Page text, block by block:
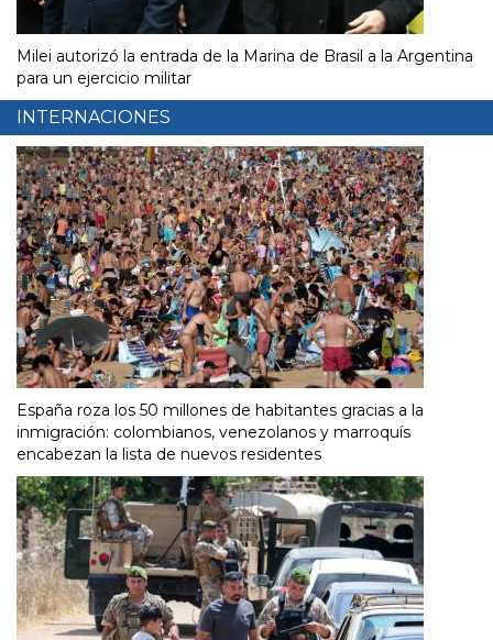
Milei autorizó la entrada de la Marina de Brasil a la Argentina
para un ejercicio militar
INTERNACIONES
España roza los 50 millones de habitantes gracias a la
inmigración: colombianos, venezolanos y marroquís
encabezan la lista de nuevos residentes